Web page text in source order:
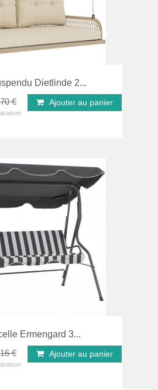
Dietlinde 2...
€ Ajouter au panier
Ermengard 3...
€ Ajouter au panier